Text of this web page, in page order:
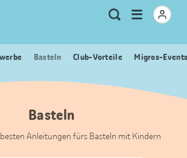
Meta
Navigation
Suche
Menu
öffnen
Basteln Club-Vorteile Migros-
Basteln
Anleitungen fürs Basteln mit Kindern